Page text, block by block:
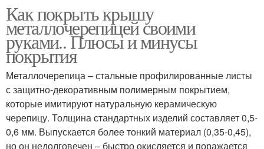
Как покрыть крышу
металлочерепицей своими
руками.. Плюсы и минусы
покрытия
Металлочерепица – стальные профилированные листы
с защитно-декоративным полимерным покрытием,
которые имитируют натуральную керамическую
черепицу. Толщина стандартных изделий составляет 0,5-
0,6 мм. Выпускается более тонкий материал (0,35-0,45),
но он недолговечен – быстро окисляется и поражается